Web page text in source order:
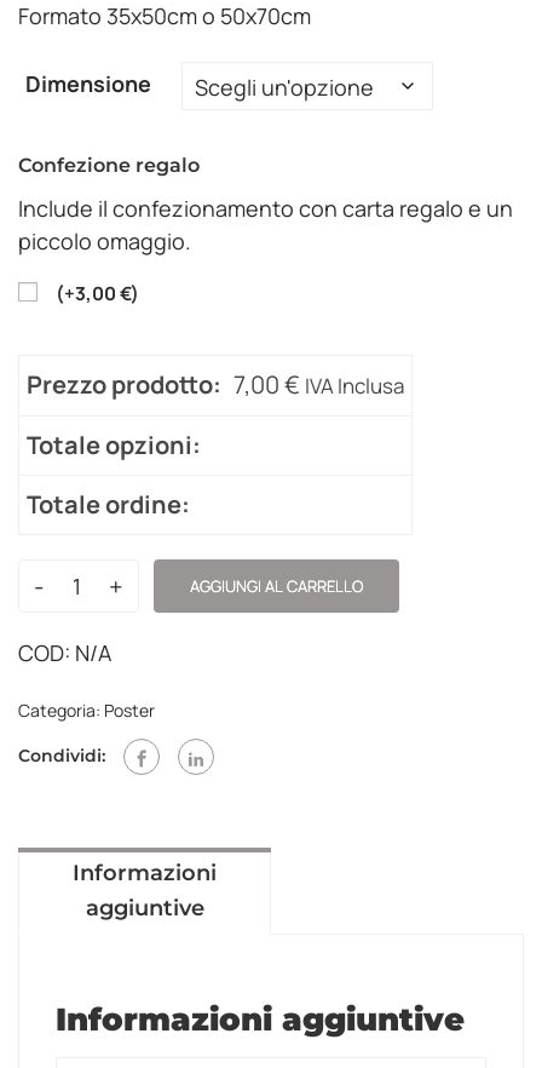
Formato 35x50cm o 50x70cm
Dimensione
Confezione regalo
Include il confezionamento con carta regalo e un
piccolo omaggio.
(+3,00€)
Prezzo prodotto: 7,00€ IVA Inclusa
Totale opzioni:
Totale ordine:
- + AGGIUNGI AL CARRELLO
COD: N/A
Categoria: Poster
Condividi:
Informazioni
aggiuntive
Informazioni aggiuntive